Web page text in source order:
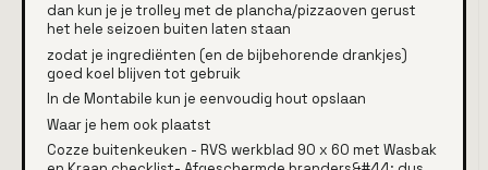
dan kun je je trolley met de plancha/pizzaoven gerust
het hele seizoen buiten laten staan
zodat je ingrediënten (en de bijbehorende drankjes)
goed koel blijven tot gebruik
In de Montabile kun je eenvoudig hout opslaan
Waar je hem ook plaatst
Cozze buitenkeuken - RVS werkblad 90 x 60 met Wasbak